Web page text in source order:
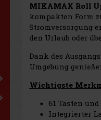
MIKAMAX Roll
kompakten Form
Stromversorgung
den Urlaub oder
Dank des
Umgebung
Wichtigste
61 Tasten
Integrierter